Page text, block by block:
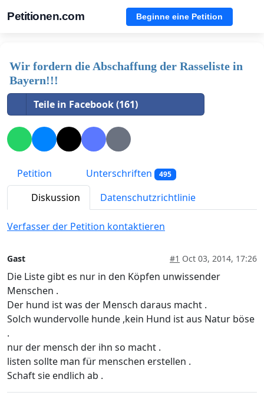
Petitionen.com Beginne eine Petition
Wir fordern die Abschaffung der Rasseliste in
Bayern!!!
Teile in Facebook (161)
Petition Unterschriften 495
Diskussion Datenschutzrichtlinie
Verfasser der Petition kontaktieren
Gast #1 Oct 03, 2014, 17:26
Die Liste gibt es nur in den Köpfen unwissender
Menschen .
Der hund ist was der Mensch daraus macht .
Solch wundervolle hunde ,kein Hund ist aus Natur böse
.
nur der mensch der ihn so macht .
listen sollte man für menschen erstellen .
Schaft sie endlich ab .